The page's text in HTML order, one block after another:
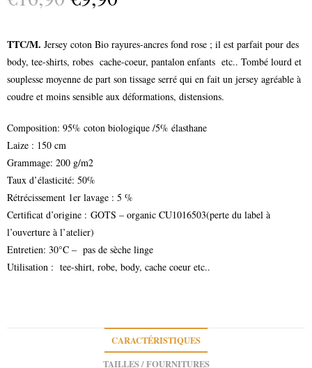
TTC/M. Jersey coton Bio rayures-ancres fond rose ; il est parfait pour des
body, tee-shirts, robes cache-coeur, pantalon enfants etc.. Tombé lourd et
souplesse moyenne de part son tissage serré qui en fait un jersey agréable à
coudre et moins sensible aux déformations, distensions.
Composition: 95% coton biologique /5% élasthane
Laize : 150 cm
Grammage: 200 g/m2
Taux d’élasticité: 50%
Rétrécissement 1er lavage : 5 %
Certificat d’origine : GOTS – organic CU1016503(perte du label à
l’ouverture à l’atelier)
Entretien: 30°C – pas de sèche linge
Utilisation : tee-shirt, robe, body, cache coeur etc..
CARACTÉRISTIQUES
TAILLES / FOURNITURES